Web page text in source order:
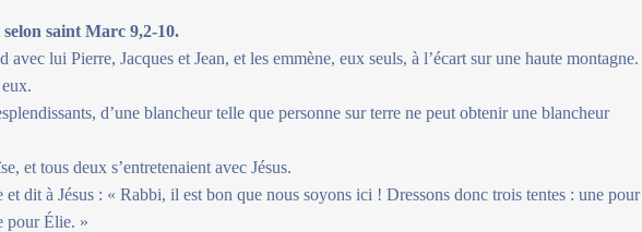
saint Marc 9,2-10.
avec lui Pierre, Jacques et Jean, et les emmène, eux seuls, à l’écart sur une haute montagne.
d’une blancheur telle que personne sur terre ne peut obtenir une blancheur
et tous deux s’entretenaient avec Jésus.
et dit à Jésus : « Rabbi, il est bon que nous soyons ici ! Dressons donc trois tentes : une pour
pour Élie. »